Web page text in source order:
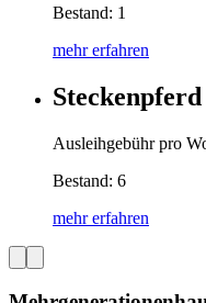
Bestand: 1
mehr erfahren
Steckenpferd
Ausleihgebühr pro
Bestand: 6
mehr erfahren